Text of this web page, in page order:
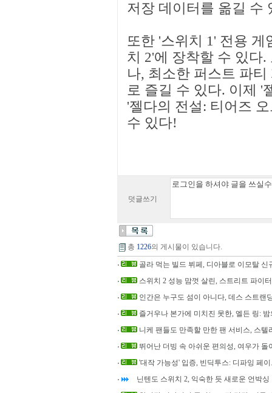
저장 데이터를 옮길 수
또한 '스위치 1' 전용
치 2'에 장착할 수 있다
나, 최소한 퍼스트 파
로 즐길 수 있다. 이제 '
'젤다의 전설: 티어즈
수 있다!
덧글쓰기
총 1226의 게시물이 있습니다.
골라 먹는 빌드 뷔페, 디아블로 이모탈 신
스위치 2 성능 맘껏 살린, 스트리트 파이
인간은 누구도 섬이 아니다, 데스 스트랜
즐거우나 본가에 미치진 못한, 엘든 링:
니케 팬들도 만족할 만한 팬 서비스, 스텔
뛰어난 더빙 속 아쉬운 편의성, 여우가 돌
'대작 가능성' 입증, 빈딕투스: 디파잉 페
닌텐도 스위치 2, 익숙한 듯 새로운 언박싱